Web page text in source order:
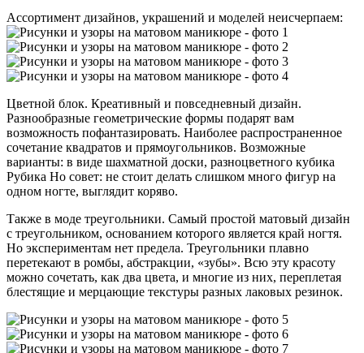
Ассортимент дизайнов, украшений и моделей неисчерпаем:
Цветной блок. Креативный и повседневный дизайн.
Разнообразные геометрические формы подарят вам
возможность пофантазировать. Наиболее распространенное
сочетание квадратов и прямоугольников. Возможные
варианты: в виде шахматной доски, разноцветного кубика
Рубика Но совет: не стоит делать слишком много фигур на
одном ногте, выглядит коряво.
Также в моде треугольники. Самый простой матовый дизайн
с треугольником, основанием которого является край ногтя.
Но экспериментам нет предела. Треугольники плавно
перетекают в ромбы, абстракции, «зубы». Всю эту красоту
можно сочетать, как два цвета, и многие из них, переплетая
блестящие и мерцающие текстуры разных лаковых резинок.